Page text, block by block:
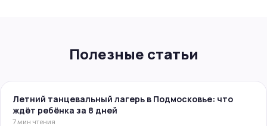
Полезные статьи
Летний танцевальный лагерь в Подмосковье: что
ждёт ребёнка за 8 дней
7 мин чтения